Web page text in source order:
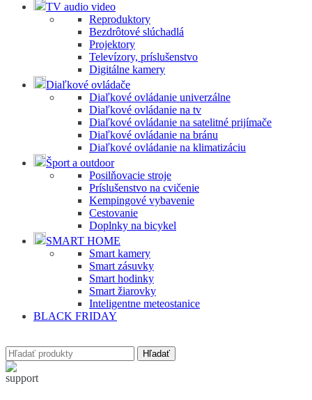
TV audio video
Reproduktory
Bezdrôtové slúchadlá
Projektory
Televízory, príslušenstvo
Digitálne kamery
Diaľkové ovládače
Diaľkové ovládanie univerzálne
Diaľkové ovládanie na tv
Diaľkové ovládanie na satelitné prijímače
Diaľkové ovládanie na bránu
Diaľkové ovládanie na klimatizáciu
Šport a outdoor
Posilňovacie stroje
Príslušenstvo na cvičenie
Kempingové vybavenie
Cestovanie
Doplnky na bicykel
SMART HOME
Smart kamery
Smart zásuvky
Smart hodinky
Smart žiarovky
Inteligentne meteostanice
BLACK FRIDAY
Hľadať